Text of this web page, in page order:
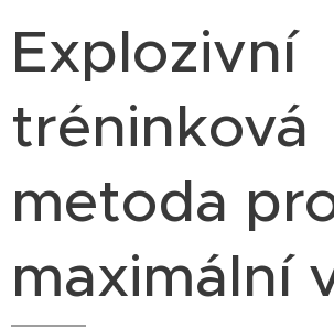
Explozivní
tréninková
metoda
maximální